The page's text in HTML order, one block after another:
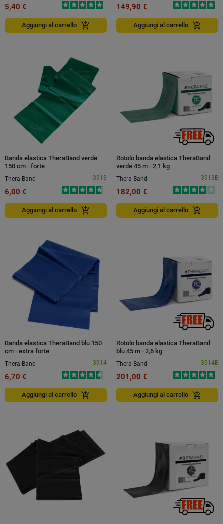
5,40 €
Aggiungi al carrello add_shopping_cart
149,90 €
Aggiungi al carrello add_shopping_cart
Banda elastica TheraBand verde
150 cm - forte
Thera Band
3913
6,00 €
Aggiungi al carrello add_shopping_cart
Rotolo banda elastica TheraBand
verde 45 m - 2,1 kg
Thera Band
3913B
182,00 €
Aggiungi al carrello add_shopping_cart
Banda elastica TheraBand blu 150
cm - extra forte
Thera Band
3914
6,70 €
Aggiungi al carrello add_shopping_cart
Rotolo banda elastica TheraBand
blu 45 m - 2,6 kg
Thera Band
3914B
201,00 €
Aggiungi al carrello add_shopping_cart